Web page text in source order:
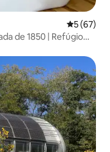
5 de uma
5 (67)
de 1850 | Refúgio